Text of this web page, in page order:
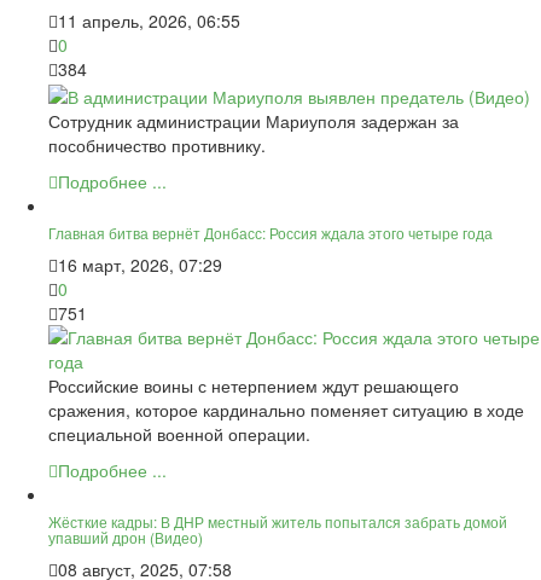
11 апрель, 2026, 06:55
0
384
Сотрудник администрации Мариуполя задержан за
пособничество противнику.
Подробнее ...
Главная битва вернёт Донбасс: Россия ждала этого четыре года
16 март, 2026, 07:29
0
751
Российские воины с нетерпением ждут решающего
сражения, которое кардинально поменяет ситуацию в ходе
специальной военной операции.
Подробнее ...
Жёсткие кадры: В ДНР местный житель попытался забрать домой
упавший дрон (Видео)
08 август, 2025, 07:58